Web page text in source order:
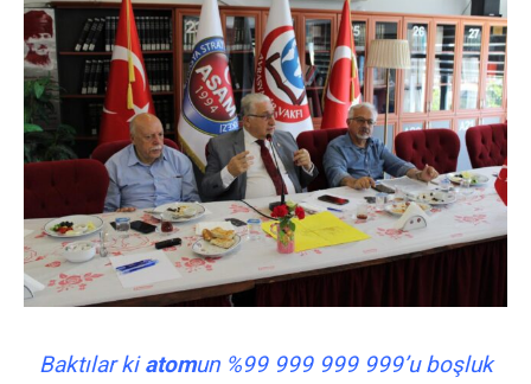
Baktılar kiatomun %99 999 999 999’u boşluk